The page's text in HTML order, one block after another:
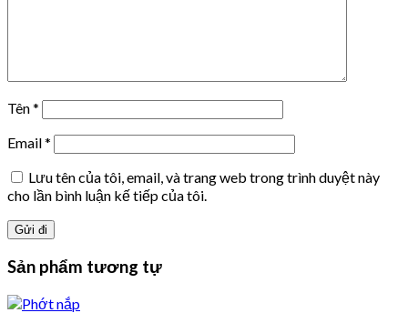
Tên*
Email*
Lưu tên của tôi, email, và trang web trong trình duyệt này
cho lần bình luận kế tiếp của tôi.
Sản phẩm tương tự